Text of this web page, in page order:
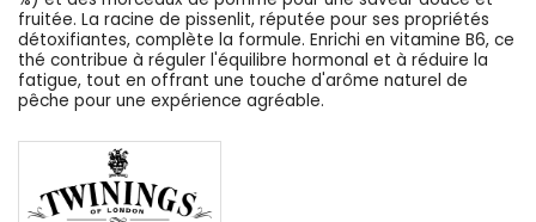
fruitée. La racine de pissenlit, réputée pour ses propriétés
détoxifiantes, complète la formule. Enrichi en vitamine B6, ce
thé contribue à réguler l'équilibre hormonal et à réduire la
fatigue, tout en offrant une touche d'arôme naturel de
pêche pour une expérience agréable.